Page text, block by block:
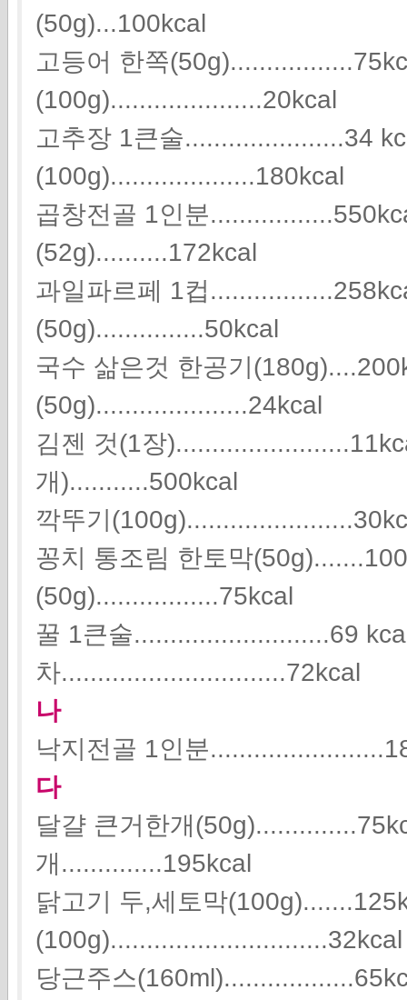
(50g)...100kcal
고등어 한쪽
(100g).....................20kcal
고추장 1큰술......................34
(100g)....................180kcal
곱창전골 1인분
(52g)..........172kcal
과일파르페 1컵
(50g)...............50kcal
국수 삶은것 한공기
(50g).....................24kcal
김젠 것(1장
개)...........500kcal
깍뚜기
꽁치 통조림 한토막
(50g).................75kcal
꿀 1큰술...........................69
차...............................72kcal
나
낙지전골 1인분
다
달걀 큰거한개
개..............195kcal
닭고기 두,세토막
(100g)..............................32kcal
당근주스